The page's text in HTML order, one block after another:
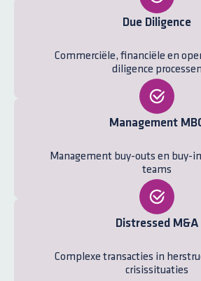
Due Diligence
Commerciële, financiële en
diligence processen
Management
Management buy-outs en buy-
teams
Distressed M&A
Complexe transacties in
crisissituaties